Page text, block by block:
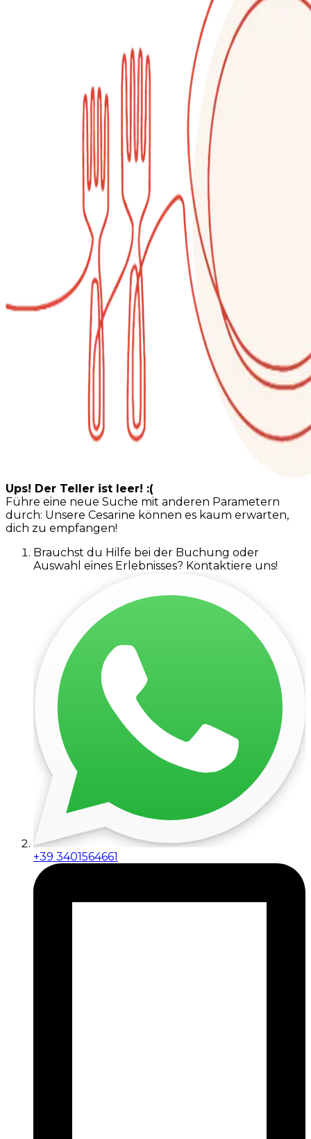
Ups! Der Teller ist leer! :(
Führe eine neue Suche mit anderen Parametern
durch: Unsere Cesarine können es kaum erwarten,
dich zu empfangen!
Brauchst du Hilfe bei der Buchung oder
Auswahl eines Erlebnisses? Kontaktiere uns!
+39 3401564661